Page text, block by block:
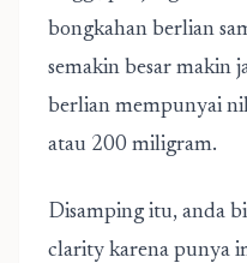
bongkahan berlian
semakin besar makin
berlian mempunyai
atau 200 miligram.
Disamping itu, anda
clarity karena punya